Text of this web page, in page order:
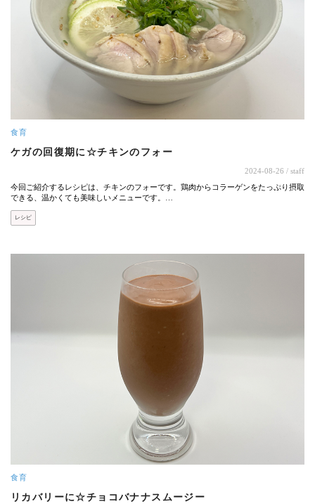
食育
ケガの回復期に☆チキンのフォー
2024-08-26 / staff
今回ご紹介するレシピは、チキンのフォーです。鶏肉からコラーゲンをたっぷり摂取
できる、温かくても美味しいメニューです。…
レシピ
食育
リカバリーに☆チョコバナナスムージー